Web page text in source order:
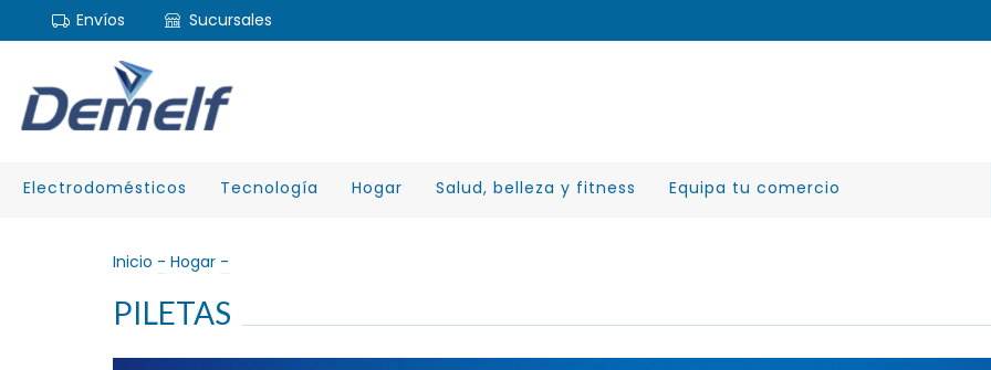
Envíos Sucursales
Electrodomésticos Tecnología Hogar Salud, belleza y fitness Equipa tu comercio
Inicio - Hogar -
PILETAS